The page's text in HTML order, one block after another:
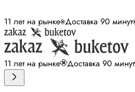
11 лет на рынке Доставка 90 минут
11 лет на рынке Доставка 90 минут